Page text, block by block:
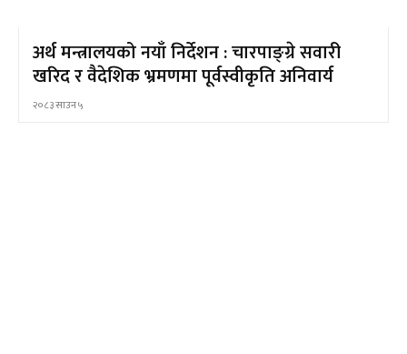
अर्थ मन्त्रालयको नयाँ निर्देशन : चारपाङ्ग्रे सवारी
खरिद र वैदेशिक भ्रमणमा पूर्वस्वीकृति अनिवार्य
२०८३ साउन ५